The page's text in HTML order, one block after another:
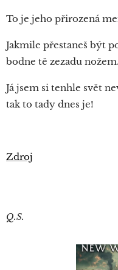
To je jeho přirozená
Jakmile přestaneš být
bodne tě zezadu nožem.
Já jsem si tenhle svět
tak to tady dnes je!
Zdroj
Q.S.